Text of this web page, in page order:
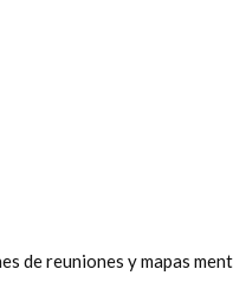
de reuniones y mapas